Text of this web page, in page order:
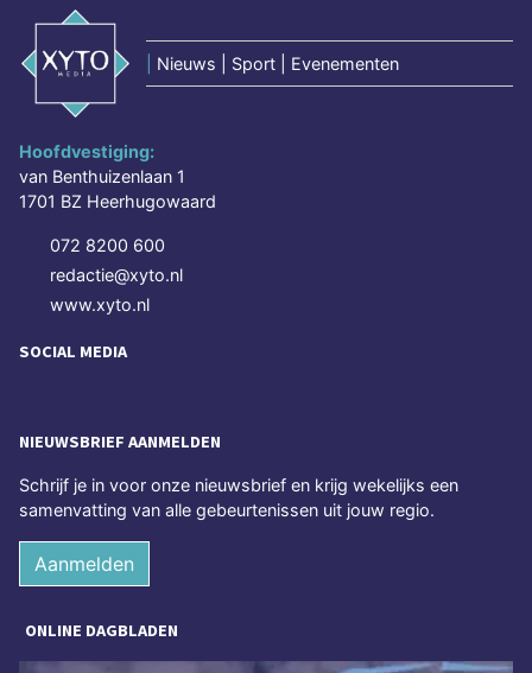
Nieuws | Sport | Evenementen
Hoofdvestiging:
van Benthuizenlaan 1
1701 BZ Heerhugowaard
072 8200 600
redactie@xyto.nl
www.xyto.nl
SOCIAL MEDIA
NIEUWSBRIEF AANMELDEN
Schrijf je in voor onze nieuwsbrief en krijg wekelijks een
samenvatting van alle gebeurtenissen uit jouw regio.
Aanmelden
ONLINE DAGBLADEN